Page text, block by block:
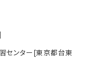
センター[東京都台東